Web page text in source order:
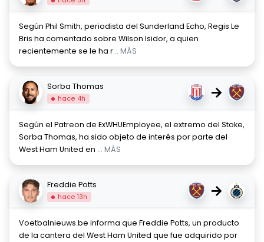
Según Phil Smith, periodista del Sunderland Echo, Regis Le
Bris ha comentado sobre Wilson Isidor, a quien
recientemente se le ha r... MÁS
Sorba Thomas
hace 4h →
Según el Patreon de ExWHUEmployee, el extremo del Stoke,
Sorba Thomas, ha sido objeto de interés por parte del
West Ham United en ... MÁS
Freddie Potts
hace 13h →
Voetbalnieuws.be informa que Freddie Potts, un producto
de la cantera del West Ham United que fue adquirido por